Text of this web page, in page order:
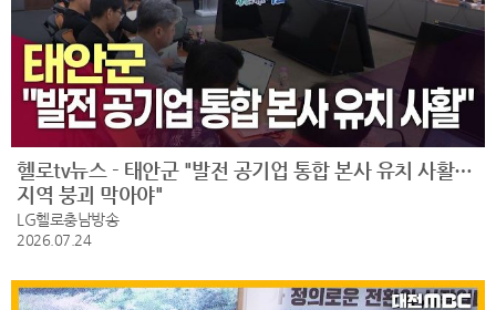
헬로tv뉴스 - 태안군 "발전 공기업 통합 본사 유치 사활…
지역 붕괴 막아야"
LG헬로충남방송
2026.07.24